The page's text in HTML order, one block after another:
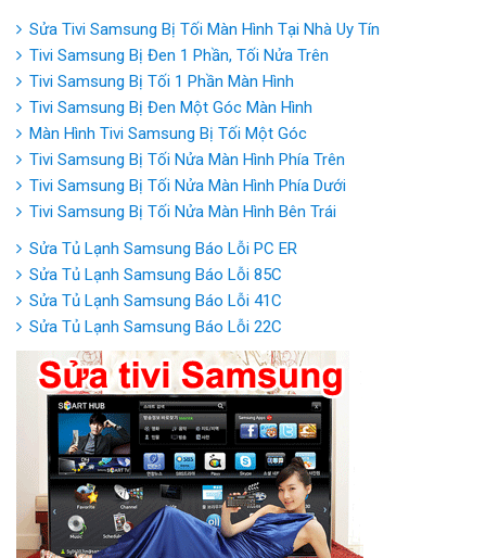
Sửa Tivi Samsung Bị Tối Màn Hình Tại Nhà Uy Tín
Tivi Samsung Bị Đen 1 Phần, Tối Nửa Trên
Tivi Samsung Bị Tối 1 Phần Màn Hình
Tivi Samsung Bị Đen Một Góc Màn Hình
Màn Hình Tivi Samsung Bị Tối Một Góc
Tivi Samsung Bị Tối Nửa Màn Hình Phía Trên
Tivi Samsung Bị Tối Nửa Màn Hình Phía Dưới
Tivi Samsung Bị Tối Nửa Màn Hình Bên Trái
Sửa Tủ Lạnh Samsung Báo Lỗi PC ER
Sửa Tủ Lạnh Samsung Báo Lỗi 85C
Sửa Tủ Lạnh Samsung Báo Lỗi 41C
Sửa Tủ Lạnh Samsung Báo Lỗi 22C